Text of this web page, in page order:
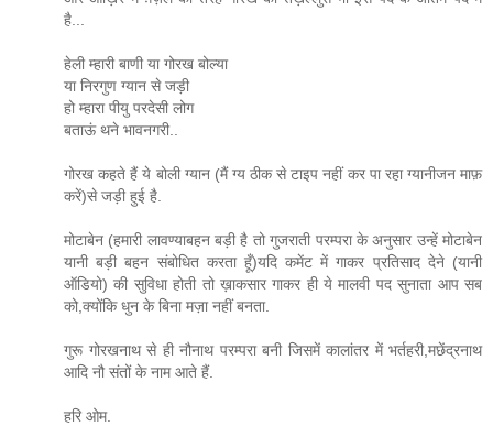
है...
हेली म्हारी बाणी या गोरख बोल्या
या निरगुण ग्यान से जड़ी
हो म्हारा पीयु परदेसी लोग
बताऊं थने भावनगरी..
गोरख कहते हैं ये बोली ग्यान (मैं ग्य ठीक से टाइप नहीं कर पा रहा ग्यानीजन माफ़
करें)से जड़ी हुई है.
मोटाबेन (हमारी लावण्याबहन बड़ी है तो गुजराती परम्परा के अनुसार उन्हें मोटाबेन
यानी बड़ी बहन संबोधित करता हूँ)यदि कमेंट में गाकर प्रतिसाद देने (यानी
ऑडियो) की सुविधा होती तो ख़ाकसार गाकर ही ये मालवी पद सुनाता आप सब
को,क्योंकि धुन के बिना मज़ा नहीं बनता.
गुरू गोरखनाथ से ही नौनाथ परम्परा बनी जिसमें कालांतर में भर्तहरी,मछेंद्रनाथ
आदि नौ संतों के नाम आते हैं.
हरि ओम.